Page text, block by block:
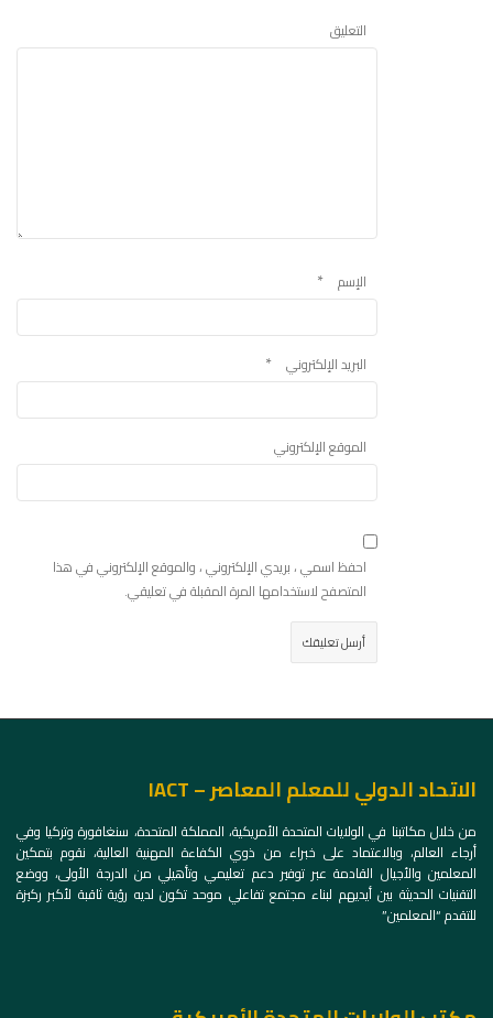
التعليق
الإسم *
البريد الإلكتروني *
الموقع الإلكتروني
احفظ اسمي ، بريدي الإلكتروني ، والموقع الإلكتروني في هذا
المتصفح لاستخدامها المرة المقبلة في تعليقي.
الاتحاد الدولي للمعلم المعاصر – IACT
من خلال مكاتبنا في الولايات المتحدة الأمريكية، المملكة المتحدة، سنغافورة وتركيا وفي
أرجاء العالم، وبالاعتماد على خبراء من ذوي الكفاءة المهنية العالية، نقوم بتمكين
المعلمين والأجيال القادمة عبر توفير دعم تعليمي وتأهيلي من الدرجة الأولى، ووضع
التقنيات الحديثة بين أيديهم لبناء مجتمع تفاعلي موحد تكون لديه رؤية ثاقبة لأكبر ركيزة
للتقدم “المعلمين”